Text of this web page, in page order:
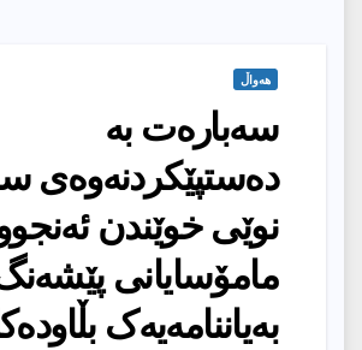
هەواڵ
سەبارەت بە
دەستپێکردنەوەى
نوێى خوێندن
مامۆسایانى
بەیاننامەیەک